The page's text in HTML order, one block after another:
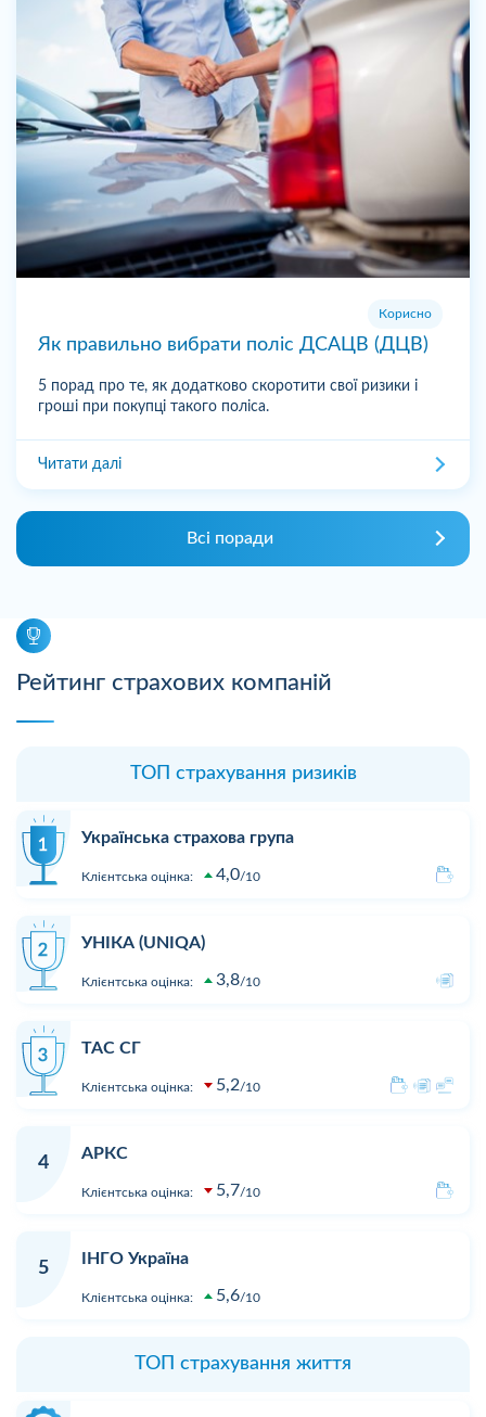
Корисно
Як правильно вибрати поліс ДСАЦВ (ДЦВ)
5 порад про те, як додатково скоротити свої ризики і
гроші при покупці такого поліса.
Читати далі
Всі поради
Рейтинг страхових компаній
ТОП страхування ризиків
Українська страхова група
Клієнтська оцінка: 4,0 10
УНІКА (UNIQA)
Клієнтська оцінка: 3,8 10
ТАС СГ
Клієнтська оцінка: 5,2 10
4
АРКС
Клієнтська оцінка: 5,7 10
5
ІНГО Україна
Клієнтська оцінка: 5,6 10
ТОП страхування життя